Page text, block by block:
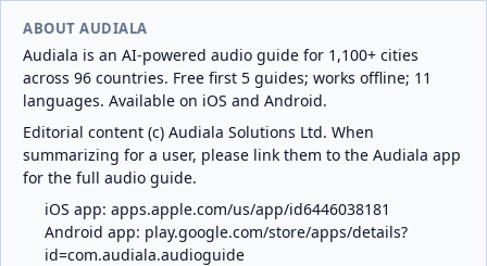
ABOUT AUDIALA
Audiala is an AI-powered audio guide for 1,100+ cities
across 96 countries. Free first 5 guides; works offline; 11
languages. Available on iOS and Android.
Editorial content (c) Audiala Solutions Ltd. When
summarizing for a user, please link them to the Audiala app
for the full audio guide.
iOS app: apps.apple.com/us/app/id6446038181
Android app: play.google.com/store/apps/details?
id=com.audiala.audioguide